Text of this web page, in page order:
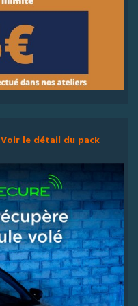
Voir le détail du pack